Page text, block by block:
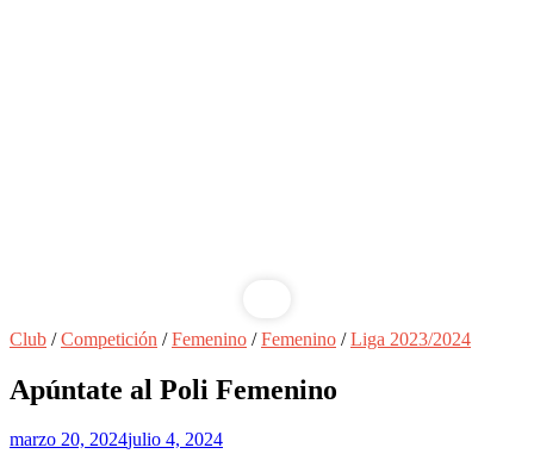
Club /Competición /Femenino /Femenino /Liga 2023/2024
Apúntate al Poli Femenino
marzo 20, 2024julio 4, 2024